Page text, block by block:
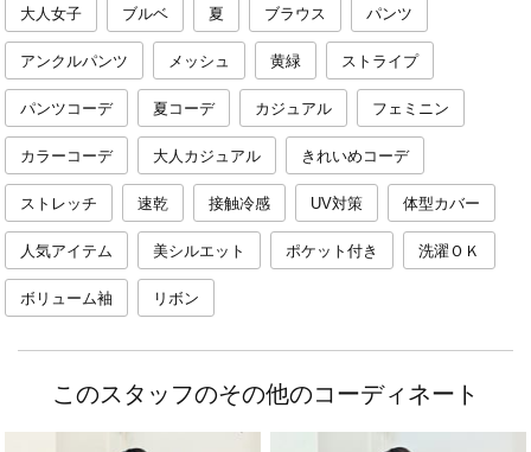
大人女子 ブルベ 夏 ブラウス パンツ
アンクルパンツ メッシュ 黄緑 ストライプ
パンツコーデ 夏コーデ カジュアル フェミニン
カラーコーデ 大人カジュアル きれいめコーデ
ストレッチ 速乾 接触冷感 UV対策 体型カバー
人気アイテム 美シルエット ポケット付き 洗濯ＯＫ
ボリューム袖 リボン
このスタッフのその他のコーディネート